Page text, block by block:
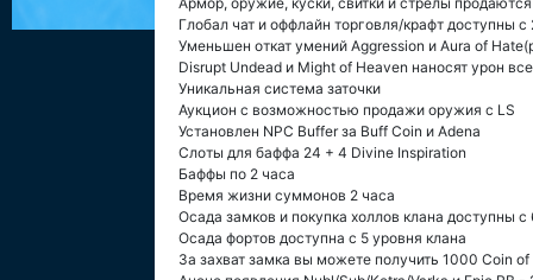
Глобал чат и оффлайн торговля/крафт доступны с
Уменьшен откат умений Aggression и Aura of
Disrupt Undead и Might of Heaven наносят урон
Уникальная система заточки
Аукцион с возможностью продажи оружия c LS
Установлен NPC Buffer за Buff Coin и Adena
Слоты для баффа 24 + 4 Divine Inspiration
Баффы по 2 часа
Время жизни суммонов 2 часа
Осада замков и покупка холлов клана доступны с
Осада фортов доступна с 5 уровня клана
За захват замка вы можете получить 1000 Coin